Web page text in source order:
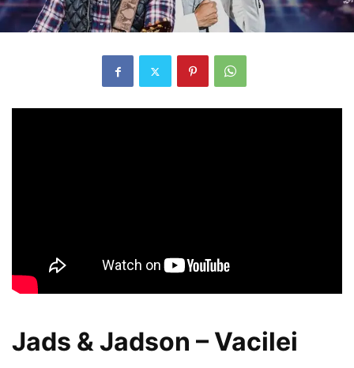
Jads & Jadson – Vacilei